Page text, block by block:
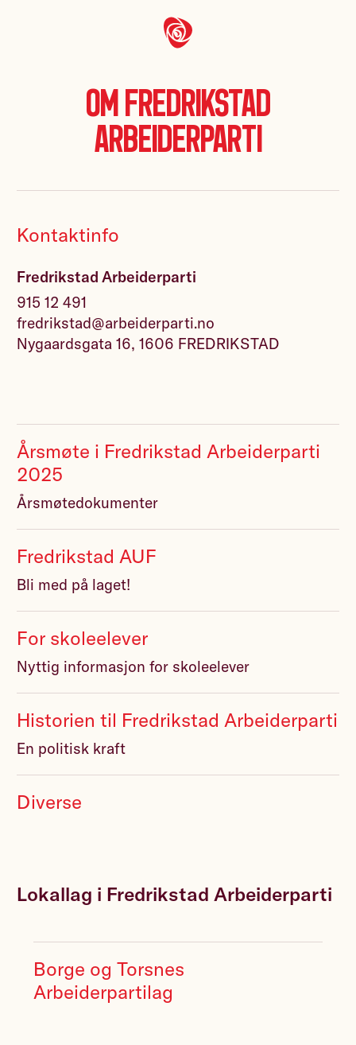
Om Fredrikstad
Arbeiderparti
Kontaktinfo
Fredrikstad Arbeiderparti
915 12 491
fredrikstad@arbeiderparti.no
Nygaardsgata 16, 1606 FREDRIKSTAD
Årsmøte i Fredrikstad Arbeiderparti
2025
Årsmøtedokumenter
Fredrikstad AUF
Bli med på laget!
For skoleelever
Nyttig informasjon for skoleelever
Historien til Fredrikstad Arbeiderparti
En politisk kraft
Diverse
Lokallag i Fredrikstad Arbeiderparti
Borge og Torsnes
Arbeiderpartilag